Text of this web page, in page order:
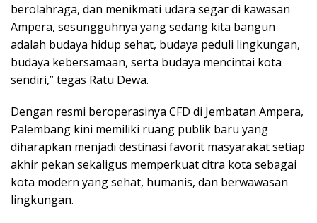
berolahraga, dan menikmati udara segar di kawasan
Ampera, sesungguhnya yang sedang kita bangun
adalah budaya hidup sehat, budaya peduli lingkungan,
budaya kebersamaan, serta budaya mencintai kota
sendiri,” tegas Ratu Dewa.
Dengan resmi beroperasinya CFD di Jembatan Ampera,
Palembang kini memiliki ruang publik baru yang
diharapkan menjadi destinasi favorit masyarakat setiap
akhir pekan sekaligus memperkuat citra kota sebagai
kota modern yang sehat, humanis, dan berwawasan
lingkungan.